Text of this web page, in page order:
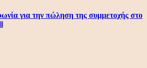
για την πώληση της συμμετοχής στο